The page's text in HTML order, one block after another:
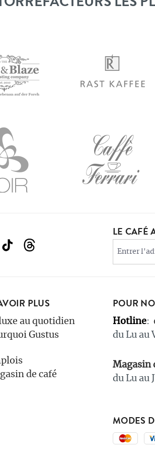
LE CAFÉ
PLUS
au quotidien
Gustus
de café
POUR
Hotline:
du Lu au
Magasin
du Lu au
MODES